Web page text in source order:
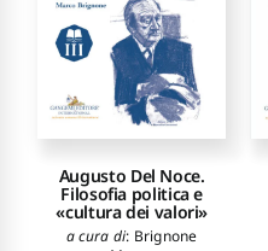
Alessandro,Cigoli
Vittorio,Facioni
Silvano
Maiocchi
Maria Teresa,Erba
Valeria,Pasqui
Gabriele,Sambricio
Carlos,Guallart
Caputo Paolo,
Wunenburger Jean-
Jacques,Dalmasso
Gianfranco,Galliani
Augusto Del Noce.
Filosofia politica e
«cultura dei valori»
a cura di: Brignone